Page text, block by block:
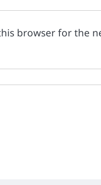
browser for the